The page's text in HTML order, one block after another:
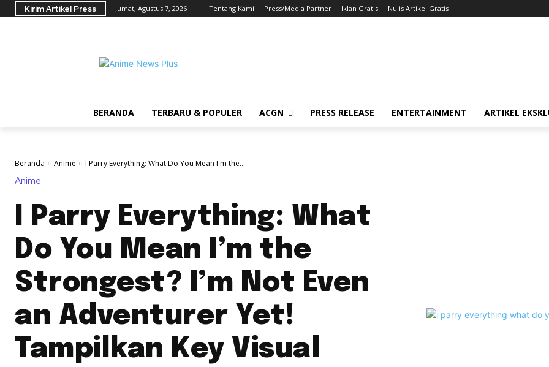
Kirim Artikel Press Jumat, Agustus 7, 2026 Tentang Kami Press/Media Partner Iklan Gratis Nulis Artikel Gratis
BERANDA TERBARU & POPULER ACGN PRESS RELEASE ENTERTAINMENT ARTIKEL
Beranda Anime I Parry Everything: What Do You Mean I'm the...
Anime
I Parry Everything: What
Do You Mean I’m the
Strongest? I’m Not Even
an Adventurer Yet!
Tampilkan Key Visual